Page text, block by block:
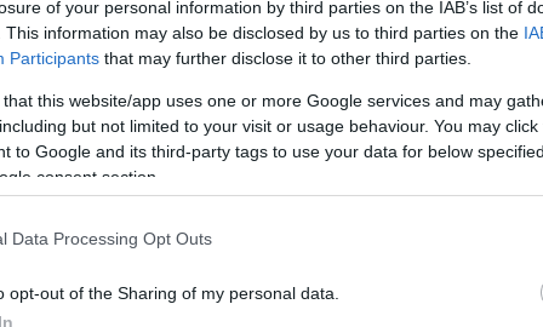
of your personal information by third parties on the IAB’s list of
This information may also be disclosed by us to third parties on the
Participants that may further disclose it to other third parties.
that this website/app uses one or more Google services and may
but not limited to your visit or usage behaviour. You may
to Google and its third-party tags to use your data for below
consent section.
Data Processing Opt Outs
opt-out of the Sharing of my personal data.
DAXστο Χρηματιστήριο της
0,12% στις 25.121 μονάδες, ενώ ο
FTSE 100υποχωρεί κατά 0,22%
της Ευρωζώνης, ο ιταλικός
κέρδη 0,02% στις 50.043
11:39